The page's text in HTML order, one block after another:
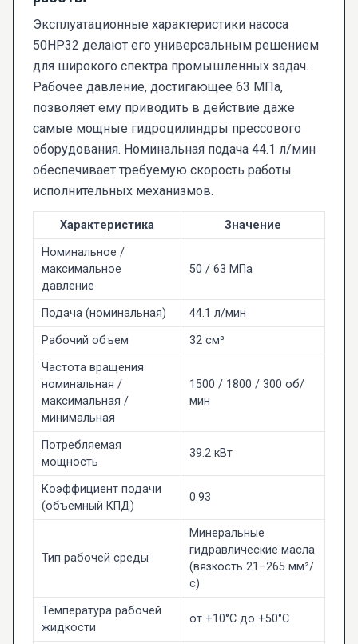
Эксплуатационные характеристики насоса
50НР32 делают его универсальным решением
для широкого спектра промышленных задач.
Рабочее давление, достигающее 63 МПа,
позволяет ему приводить в действие даже
самые мощные гидроцилиндры прессового
оборудования. Номинальная подача 44.1 л/мин
обеспечивает требуемую скорость работы
исполнительных механизмов.
Характеристика
Значение
Номинальное /
максимальное
давление
50 / 63 МПа
Подача (номинальная)
44.1 л/мин
Рабочий объем
32 см³
Частота вращения
номинальная /
максимальная /
минимальная
1500 / 1800 / 300 об/
мин
Потребляемая
мощность
39.2 кВт
Коэффициент подачи
(объемный КПД)
0.93
Тип рабочей среды
Минеральные
гидравлические масла
(вязкость 21–265 мм²/
с)
Температура рабочей
жидкости
от +10°C до +50°C